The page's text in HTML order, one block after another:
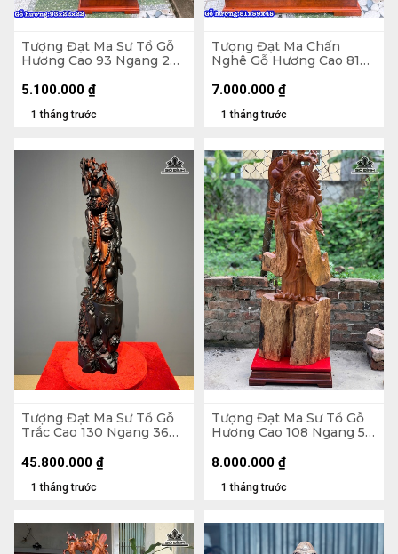
Tượng Đạt Ma Sư Tổ Gỗ
Hương Cao 93 Ngang 22
1 tháng trước
5.100.000 ₫
Tượng Đạt Ma Chấn
Nghê Gỗ Hương Cao 81
1 tháng trước
7.000.000 ₫
Tượng Đạt Ma Sư Tổ Gỗ
Trắc Cao 130 Ngang 36
1 tháng trước
45.800.000 ₫
Tượng Đạt Ma Sư Tổ Gỗ
Hương Cao 108 Ngang 58
1 tháng trước
8.000.000 ₫